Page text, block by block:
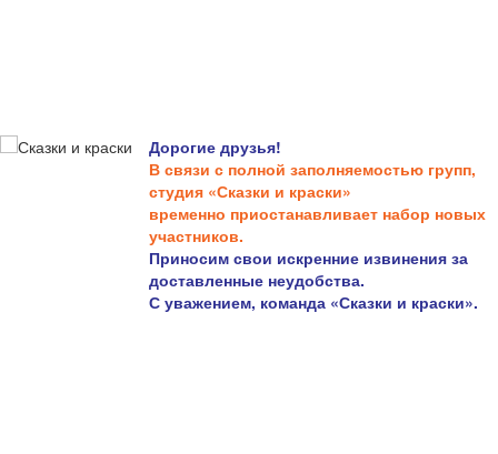
Дорогие друзья!
В связи с полной заполняемостью групп,
студия «Сказки и краски»
временно приостанавливает набор новых
участников.
Приносим свои искренние извинения за
доставленные неудобства.
С уважением, команда «Сказки и краски».